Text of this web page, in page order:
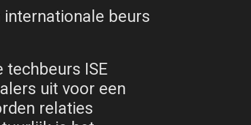
beurs
ISE
uit voor een
relaties